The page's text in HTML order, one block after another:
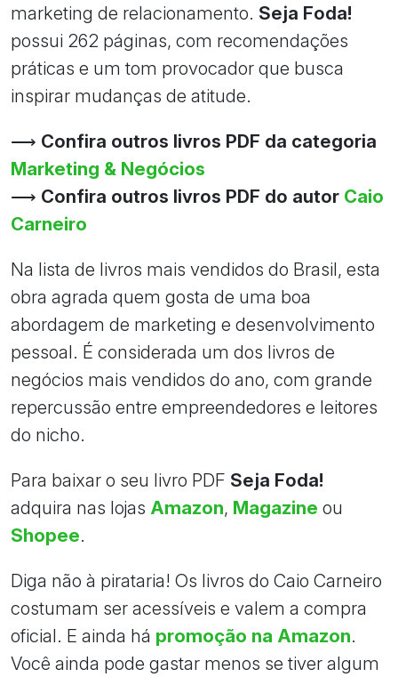
marketing de relacionamento. Seja Foda!
possui 262 páginas, com recomendações
práticas e um tom provocador que busca
inspirar mudanças de atitude.
⟶ Confira outros livros PDF da categoria
Marketing & Negócios
⟶ Confira outros livros PDF do autor Caio
Carneiro
Na lista de livros mais vendidos do Brasil, esta
obra agrada quem gosta de uma boa
abordagem de marketing e desenvolvimento
pessoal. É considerada um dos livros de
negócios mais vendidos do ano, com grande
repercussão entre empreendedores e leitores
do nicho.
Para baixar o seu livro PDF Seja Foda!
adquira nas lojas Amazon, Magazine ou
Shopee.
Diga não à pirataria! Os livros do Caio Carneiro
costumam ser acessíveis e valem a compra
oficial. E ainda há promoção na Amazon.
Você ainda pode gastar menos se tiver algum